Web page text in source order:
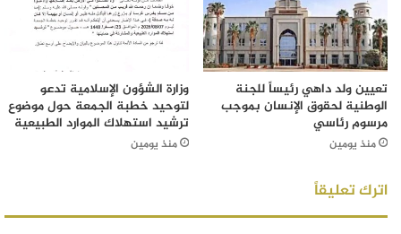
تعيين ولد داهي رئيساً للجنة
الوطنية لحقوق الإنسان بموجب
مرسوم رئاسي
منذ يومين
وزارة الشؤون الإسلامية تدعو
لتوحيد خطبة الجمعة حول موضوع
ترشيد استهلاك الموارد الطبيعية
منذ يومين
اترك تعليقاً